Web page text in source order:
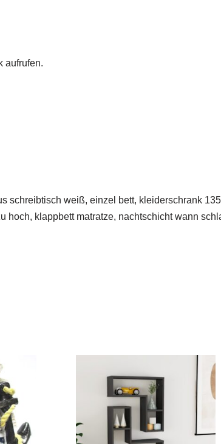
aufrufen.
schreibtisch weiß, einzel bett, kleiderschrank
klappbett matratze, nachtschicht wann